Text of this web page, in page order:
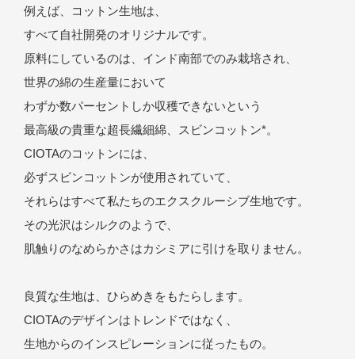
例えば、コットン生地は、
すべて自社開発のオリジナルです。
原料にしているのは、インド南部でのみ栽培され、
世界の綿の生産量において
わずか数パーセントしか収穫できないという
最高級の貴重な超長繊細綿、スビンコットン*。
CIOTAのコットンには、
必ずスビンコットンが使用されていて、
それらはすべて私たちのエクスクルーシブ生地です。
その光沢はシルクのようで、
肌触りのなめらかさはカシミアに引けを取りません。
良質な生地は、ひらめきをもたらします。
CIOTAのデザインはトレンドではなく、
生地からのインスピレーションに従ったもの。
2021 S/S
2020 A/W
2020 S/S
2019 A/W
Shibuya-ku, Tokyo, 151-
Open 11:00-19:00
Contact